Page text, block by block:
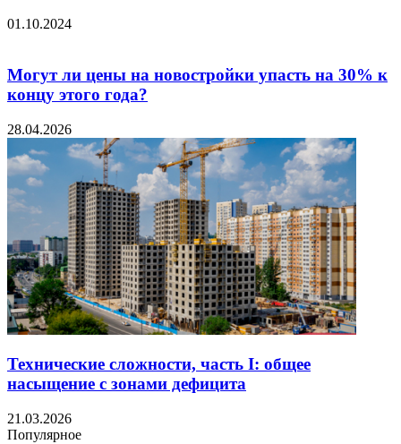
01.10.2024
Могут ли цены на новостройки упасть на 30% к
концу этого года?
28.04.2026
Технические сложности, часть I: общее
насыщение с зонами дефицита
21.03.2026
Популярное